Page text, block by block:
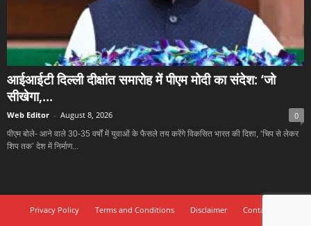
आईआईटी दिल्ली दीक्षांत समारोह में पीएम मोदी का संदेश: ‘जो
सीखेगा,...
Web Editor - August 8, 2026 0
पीएम बोले- आने वाले 30-35 वर्षों में युवाओं के फैसले तय करेंगे विकसित भारत की दिशा, ‘चिप से लेकर
शिप तक’ देश में निर्माण...
Privacy Policy Terms and Conditions Disclaimer
Contact Us